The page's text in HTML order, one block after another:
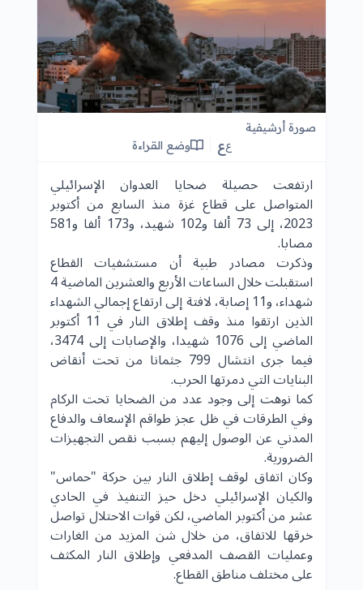
صورة أرشيفية
عع وضع القراءة
ارتفعت حصيلة ضحايا العدوان الإسرائيلي
المتواصل على قطاع غزة منذ السابع من أكتوبر
2023، إلى 73 ألفا و102 شهيد، و173 ألفا و581
مصابا.
وذكرت مصادر طبية أن مستشفيات القطاع
استقبلت خلال الساعات الأربع والعشرين الماضية 4
شهداء، و11 إصابة، لافتة إلى ارتفاع إجمالي الشهداء
الذين ارتقوا منذ وقف إطلاق النار في 11 أكتوبر
الماضي إلى 1076 شهيدا، والإصابات إلى 3474،
فيما جرى انتشال 799 جثمانا من تحت أنقاض
البنايات التي دمرتها الحرب.
كما نوهت إلى وجود عدد من الضحايا تحت الركام
وفي الطرقات في ظل عجز طواقم الإسعاف والدفاع
المدني عن الوصول إليهم بسبب نقص التجهيزات
الضرورية.
وكان اتفاق لوقف إطلاق النار بين حركة "حماس"
والكيان الإسرائيلي دخل حيز التنفيذ في الحادي
عشر من أكتوبر الماضي، لكن قوات الاحتلال تواصل
خرقها للاتفاق، من خلال شن المزيد من الغارات
وعمليات القصف المدفعي وإطلاق النار المكثف
على مختلف مناطق القطاع.